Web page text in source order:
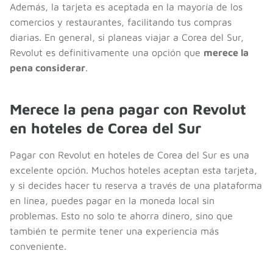
Además, la tarjeta es aceptada en la mayoría de los
comercios y restaurantes, facilitando tus compras
diarias. En general, si planeas viajar a Corea del Sur,
Revolut es definitivamente una opción que merece la
pena considerar.
Merece la pena pagar con Revolut
en hoteles de Corea del Sur
Pagar con Revolut en hoteles de Corea del Sur es una
excelente opción. Muchos hoteles aceptan esta tarjeta,
y si decides hacer tu reserva a través de una plataforma
en línea, puedes pagar en la moneda local sin
problemas. Esto no solo te ahorra dinero, sino que
también te permite tener una experiencia más
conveniente.